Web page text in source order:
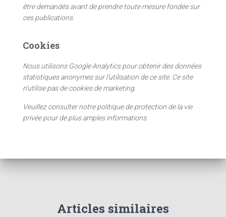
:
être demandés avant de prendre toute mesure fondée sur
ces publications.
Cookies
Nous utilisons Google Analytics pour obtenir des données
statistiques anonymes sur l’utilisation de ce site. Ce site
n’utilise pas de cookies de marketing.
Veuillez consulter notre politique de protection de la vie
privée pour de plus amples informations.
Articles similaires